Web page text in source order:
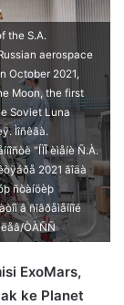
the S.A.
aerospace
October 2021,
Moon, the first
Soviet Luna
Ìîñêâà.
"ÍÏÎ èìåíè Ñ.À.
2021 ãîäà
ñòàíöèþ
â ñîâðåìåííîé
ÒÀÑÑ
ExoMars,
ke Planet